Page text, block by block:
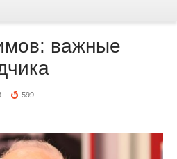
важные
599